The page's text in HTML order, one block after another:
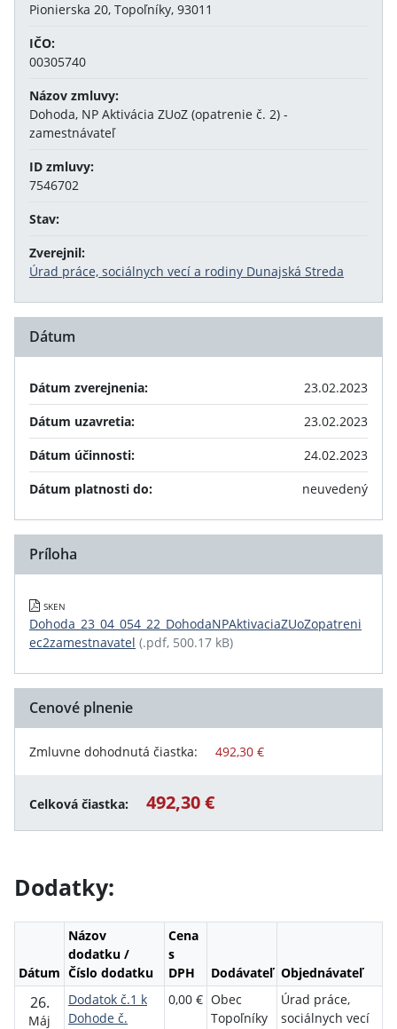
Pionierska 20, Topoľníky, 93011
IČO:
00305740
Názov zmluvy:
Dohoda, NP Aktivácia ZUoZ (opatrenie č. 2) -
zamestnávateľ
ID zmluvy:
7546702
Stav:
Zverejnil:
Úrad práce, sociálnych vecí a rodiny Dunajská Streda
Dátum
Dátum zverejnenia:
23.02.2023
Dátum uzavretia:
23.02.2023
Dátum účinnosti:
24.02.2023
Dátum platnosti do:
neuvedený
Príloha
SKEN
Dohoda_23_04_054_22_DohodaNPAktivaciaZUoZopatreni
ec2zamestnavatel (.pdf, 500.17 kB)
Cenové plnenie
Zmluvne dohodnutá čiastka: 492,30 €
Celková čiastka: 492,30 €
Dodatky:
Dátum
Názov
dodatku /
Číslo dodatku
Cena
s
DPH
Dodávateľ Objednávateľ
26.
Máj
Dodatok č.1 k
Dohode č.
0,00 € Obec
Topoľníky
Úrad práce,
sociálnych vecí